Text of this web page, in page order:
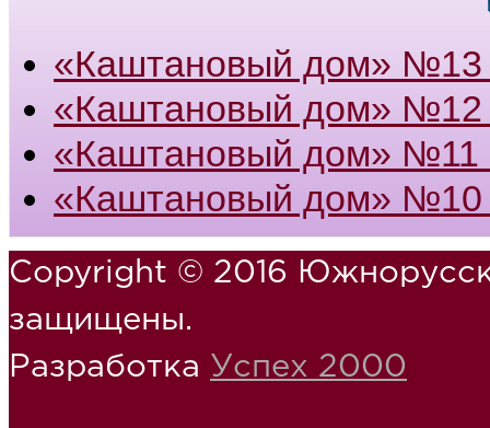
«Каштановый дом» №13
«Каштановый дом» №12
«Каштановый дом» №11
«Каштановый дом» №10
Copyright © 2016
защищены.
Разработка Успех 2000